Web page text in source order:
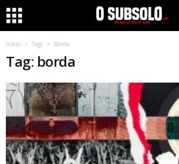
Início Tags Borda
Tag: borda